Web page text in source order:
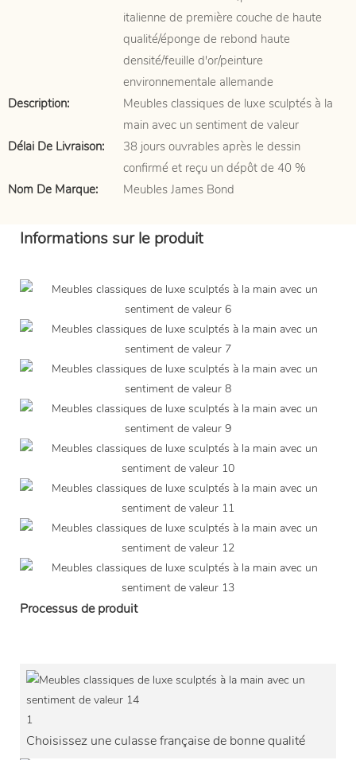
italienne de première couche de haute
qualité/éponge de rebond haute
densité/feuille d'or/peinture
environnementale allemande
Description:
Meubles classiques de luxe sculptés à la
main avec un sentiment de valeur
Délai De Livraison:
38 jours ouvrables après le dessin
confirmé et reçu un dépôt de 40 %
Nom De Marque:
Meubles James Bond
Informations sur le produit
Processus de produit
1
Choisissez une culasse française de bonne qualité